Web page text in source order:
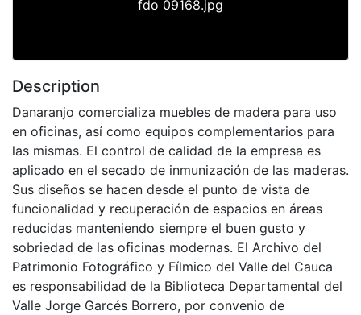
fdo 09168.jpg
Description
Danaranjo comercializa muebles de madera para uso
en oficinas, así como equipos complementarios para
las mismas. El control de calidad de la empresa es
aplicado en el secado de inmunización de las maderas.
Sus diseños se hacen desde el punto de vista de
funcionalidad y recuperación de espacios en áreas
reducidas manteniendo siempre el buen gusto y
sobriedad de las oficinas modernas. El Archivo del
Patrimonio Fotográfico y Fílmico del Valle del Cauca
es responsabilidad de la Biblioteca Departamental del
Valle Jorge Garcés Borrero, por convenio de